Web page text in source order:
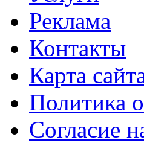
Реклама
Контакты
Карта
Политика
Согласие